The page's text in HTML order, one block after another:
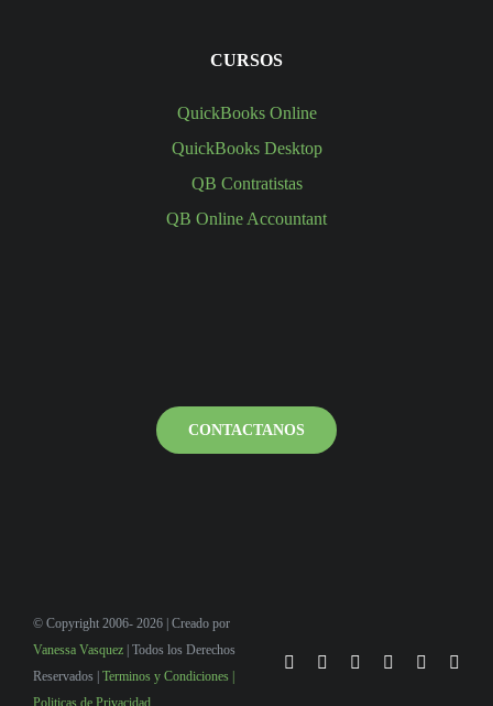
CURSOS
QuickBooks Online
QuickBooks Desktop
QB Contratistas
QB Online Accountant
CONTACTANOS
© Copyright 2006- 2026 | Creado por
Vanessa Vasquez| Todos los Derechos
Reservados | Terminos y Condiciones |
Politicas de Privacidad